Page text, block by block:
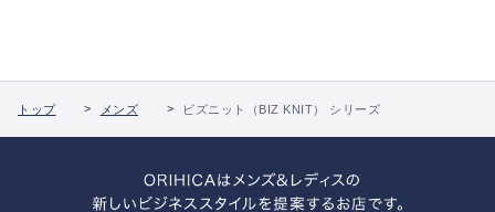
トップ メンズ ビズニット（BIZ KNIT） シリーズ